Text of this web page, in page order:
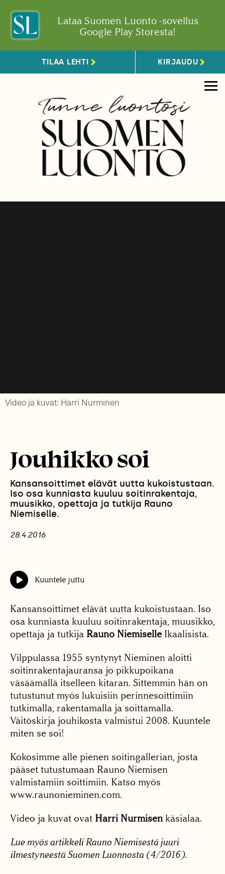
Lataa Suomen Luonto -sovellus
Google Play Storesta!
TILAA LEHTI KIRJAUDU
Video ja kuvat: Harri Nurminen
Jouhikko soi
Kansansoittimet elävät uutta kukoistustaan.
Iso osa kunniasta kuuluu soitinrakentaja,
muusikko, opettaja ja tutkija Rauno
Niemiselle.
28.4.2016
Kuuntele juttu
Kansansoittimet elävät uutta kukoistustaan. Iso
osa kunniasta kuuluu soitinrakentaja, muusikko,
opettaja ja tutkija Rauno Niemiselle Ikaalisista.
Vilppulassa 1955 syntynyt Nieminen aloitti
soitinrakentajauransa jo pikkupoikana
väsäämällä itselleen kitaran. Sittemmin hän on
tutustunut myös lukuisiin perinnesoittimiin
tutkimalla, rakentamalla ja soittamalla.
Väitöskirja jouhikosta valmistui 2008. Kuuntele
miten se soi!
Kokosimme alle pienen soitingallerian, josta
pääset tutustumaan Rauno Niemisen
valmistamiin soittimiin. Katso myös
www.raunonieminen.com.
Video ja kuvat ovat Harri Nurmisen käsialaa.
Lue myös artikkeli Rauno Niemisestä juuri
ilmestyneestä Suomen Luonnosta (4/2016).